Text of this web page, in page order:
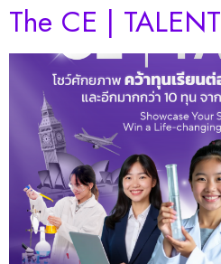
The CE | TALENT